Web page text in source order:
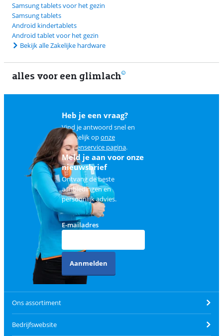
Samsung tablets voor het gezin
Samsung tablets
Android kindertablets
Android tablet voor het gezin
Bekijk alle Zakelijke hardware
alles voor een glimlach
Heb je een vraag?
Vind je antwoord snel en
makkelijk oponze
klantenservice pagina.
Meld je aan voor onze
nieuwsbrief
Ontvang de beste
aanbiedingen en
persoonlijk advies.
E-mailadres
Aanmelden
Ons assortiment
Bedrijfswebsite